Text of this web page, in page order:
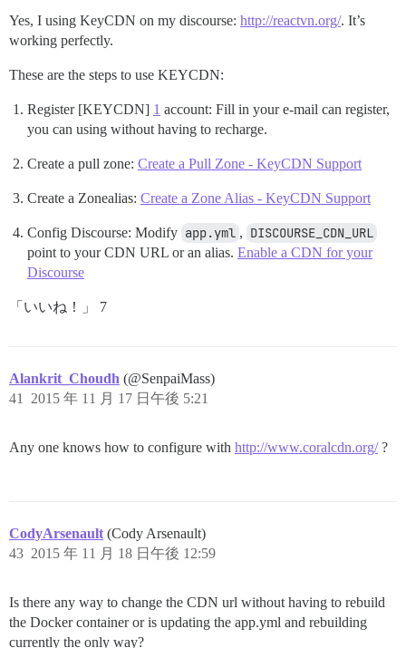
Yes, I using KeyCDN on my discourse: http://reactvn.org/. It’s
working perfectly.
These are the steps to use KEYCDN:
Register [KEYCDN] 1 account: Fill in your e-mail can register,
you can using without having to recharge.
Create a pull zone: Create a Pull Zone - KeyCDN Support
Create a Zonealias: Create a Zone Alias - KeyCDN Support
Config Discourse: Modify app.yml , DISCOURSE_CDN_URL
point to your CDN URL or an alias. Enable a CDN for your
Discourse
「いいね！」 7
Alankrit_Choudh (@SenpaiMass)
2015 年 11 月 17 日午後 5:21
41
Any one knows how to configure with http://www.coralcdn.org/?
CodyArsenault (Cody Arsenault)
2015 年 11 月 18 日午後 12:59
43
Is there any way to change the CDN url without having to rebuild
the Docker container or is updating the app.yml and rebuilding
currently the only way?